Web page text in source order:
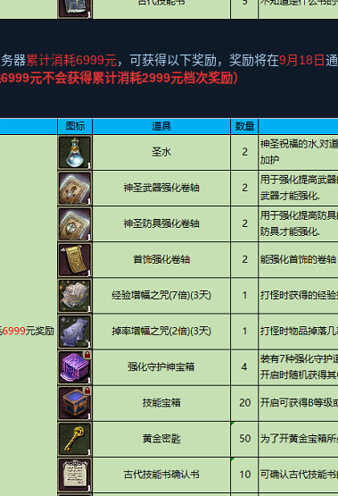
器累计消耗6999元，可获得以下奖励，奖励将在9月 18 日
6999元不会获得累计消耗2999元档次奖励）